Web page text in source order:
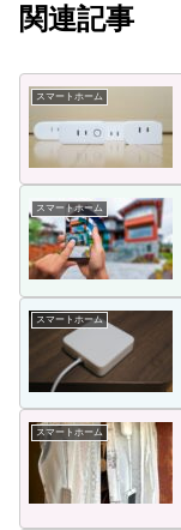
関連記事
スマートホーム
スマートホーム
スマートホーム
スマートホーム